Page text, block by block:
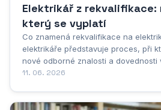
Elektrikář z
který se vyplatí
Co znamená rekvalifikace na
elektrikáře představuje proces, při
nové odborné znalosti a dovednosti
elektrotechniky, aniž by nutně musel
11. 06. 2026